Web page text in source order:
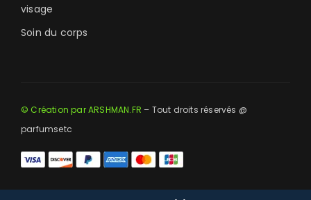
visage
Soin du corps
© Création par ARSHMAN.FR – Tout droits réservés @
parfumsetc